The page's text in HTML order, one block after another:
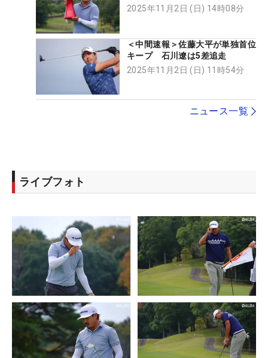
2025年11月2日 (日) 14時08分
＜中間速報＞佐藤大平が単独首位
キープ 石川遼は5差追走
2025年11月2日 (日) 11時54分
ニュース一覧
ライブフォト